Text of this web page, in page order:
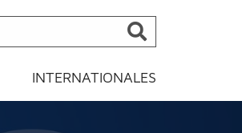
INTERNATIONALES